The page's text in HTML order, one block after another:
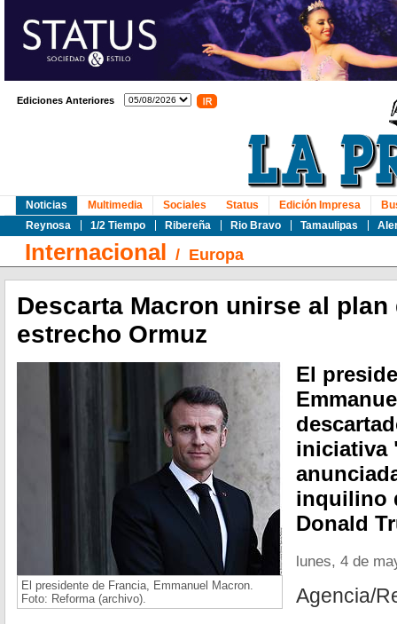
Ediciones Anteriores
Noticias
Reynosa
1/2 Tiempo Ribereña Rio Bravo Tamaulipas
Multimedia Sociales Status Edición Impresa
Internacional / Europa
Descarta Macron unirse al plan
estrecho Ormuz
El presidente de Francia, Emmanuel Macron.
Foto: Reforma (archivo).
El
iniciativa
inquilino
Donald
lunes, 4 de
Agencia/